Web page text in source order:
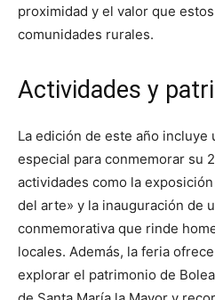
proximidad y el valor que
comunidades rurales.
Actividades y
La edición de este año incluye
especial para conmemorar su
actividades como la
del arte» y la inauguración de
conmemorativa que rinde
locales. Además, la feria
explorar el patrimonio de